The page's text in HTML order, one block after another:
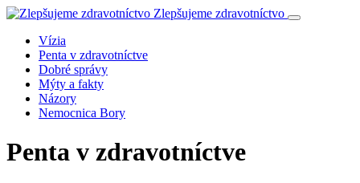
Zlepšujeme zdravotníctvo
Vízia
Penta v zdravotníctve
Dobré správy
Mýty a fakty
Názory
Nemocnica Bory
Penta v zdravotníctve